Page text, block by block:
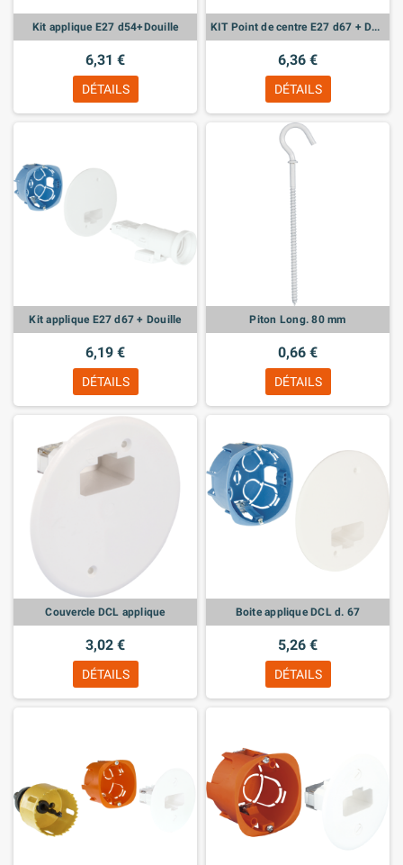
Kit applique E27 d54+Douille
6,31 €
DÉTAILS
KIT Point de centre E27 d67 + Douille
6,36 €
DÉTAILS
Kit applique E27 d67 + Douille
6,19 €
DÉTAILS
Piton Long. 80 mm
0,66 €
DÉTAILS
Couvercle DCL applique
3,02 €
DÉTAILS
Boite applique DCL d. 67
5,26 €
DÉTAILS